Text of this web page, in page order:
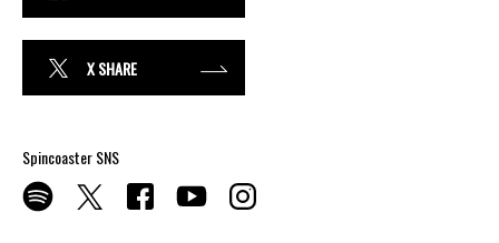
X SHARE
Spincoaster SNS